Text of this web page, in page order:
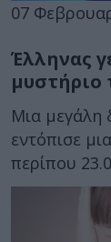
07
Έλληνας
μυστήριο
Μια μεγάλη
εντόπισε
περίπου